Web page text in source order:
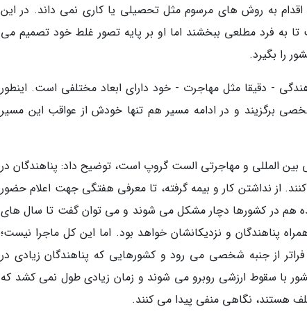
به روش های مرسوم مثل تحصیلی یا کاری نمی داند. در این
به فرد مطلعی ببخشند اما او بر پایه تصور غلط خود تصمیم می
را بگیرد.
- دقیقا مثل مهاجرت - خود دارای ابعاد مختلفی است. اینطور
برگزیند و در ادامه مسیر هم تنها خودش از عواقب این مسیر
بین المللی و مهاجرتی الست گروپ است، توضیح داد: پناهندگان در
از نداشتن کار و بیمه گرفته، تا معرفی هفتگی جهت اعلام حضور
هم در کشورها دچار مشکل می شوند و می توان گفت تا سال های
پناهندگان و نزدیکانشان خواهد بود. اما این کل ماجرا نیست؛
از جنبه شخصی می رود و کشورهایی که پناهندگان زیادی در
با سقوط ارزشی روبرو می شوند و زمان زیادی طول نمی کشد که
هستند، نگاهی منفی پیدا می کنند.